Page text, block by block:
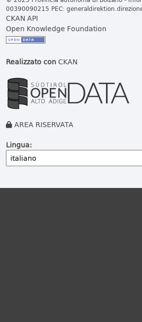
00390090215 PEC:
CKAN API
Open Knowledge Foundation
Realizzato conCKAN
AREA RISERVATA
Lingua